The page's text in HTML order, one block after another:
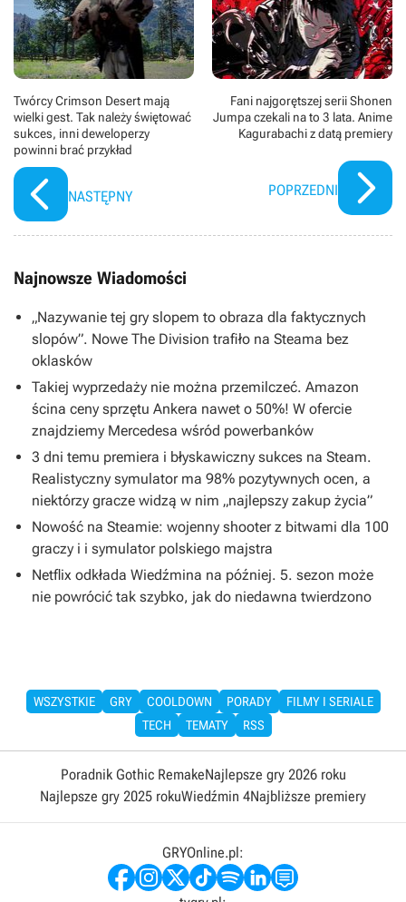
Twórcy Crimson Desert mają
wielki gest. Tak należy świętować
sukces, inni deweloperzy
powinni brać przykład
NASTĘPNY
Fani najgorętszej serii Shonen
Jumpa czekali na to 3 lata. Anime
Kagurabachi z datą premiery
POPRZEDNI
Najnowsze Wiadomości
„Nazywanie tej gry slopem to obraza dla faktycznych
slopów”. Nowe The Division trafiło na Steama bez
oklasków
Takiej wyprzedaży nie można przemilczeć. Amazon
ścina ceny sprzętu Ankera nawet o 50%! W ofercie
znajdziemy Mercedesa wśród powerbanków
3 dni temu premiera i błyskawiczny sukces na Steam.
Realistyczny symulator ma 98% pozytywnych ocen, a
niektórzy gracze widzą w nim „najlepszy zakup życia”
Nowość na Steamie: wojenny shooter z bitwami dla 100
graczy i i symulator polskiego majstra
Netflix odkłada Wiedźmina na później. 5. sezon może
nie powrócić tak szybko, jak do niedawna twierdzono
WSZYSTKIE GRY COOLDOWN PORADY
FILMY I SERIALE
TECH
TEMATY RSS
Poradnik Gothic RemakeNajlepsze gry 2026 roku
Najlepsze gry 2025 rokuWiedźmin 4Najbliższe premiery
GRYOnline.pl: